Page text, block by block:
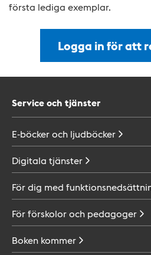
första lediga exemplar.
Logga in för att
Service och tjänster
E-böcker och ljudböcker
Digitala tjänster
För dig med
För förskolor och pedagoger
Boken kommer